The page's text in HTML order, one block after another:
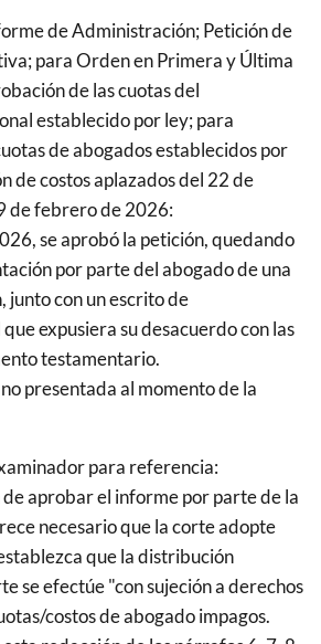
de Administración; Petición de
para Orden en Primera y Última
de las cuotas del
establecido por ley; para
de abogados establecidos por
de costos aplazados del 22 de
de febrero de 2026:
se aprobó la petición, quedando
por parte del abogado de una
junto con un escrito de
expusiera su desacuerdo con las
testamentario.
presentada al momento de la
para referencia:
aprobar el informe por parte de la
necesario que la corte adopte
que la distribución
se efectúe "con sujeción a derechos
costos de abogado impagos.